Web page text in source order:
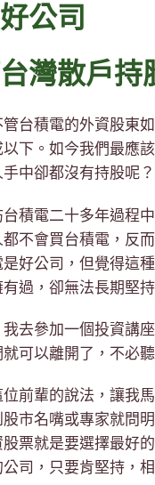
公司
灣散戶持
台積電的外資股東
下。如今我們最應
中卻都沒有持股呢？
積電二十多年過程
都不會買台積電，反
好公司，但覺得這
有過，卻無法長期堅
我去參加一個投資講
可以離開了，不必
位前輩的說法，讓我
股市名嘴或專家就問
股票就是要選擇最好
司，只要肯堅持，